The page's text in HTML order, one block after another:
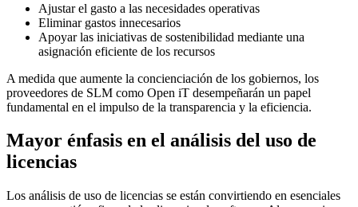
Ajustar el gasto a las necesidades operativas
Eliminar gastos innecesarios
Apoyar las iniciativas de sostenibilidad mediante una
asignación eficiente de los recursos
A medida que aumente la concienciación de los gobiernos, los
proveedores de SLM como Open iT desempeñarán un papel
fundamental en el impulso de la transparencia y la eficiencia.
Mayor énfasis en el análisis del uso de
licencias
Los análisis de uso de licencias se están convirtiendo en esenciales